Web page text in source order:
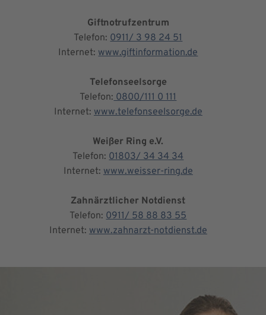
Giftnotrufzentrum
Telefon: 0911/ 3 98 24 51
Internet: www.giftinformation.de
Telefonseelsorge
Telefon: 0800/111 0 111
Internet: www.telefonseelsorge.de
Weißer Ring e.V.
Telefon: 01803/ 34 34 34
Internet: www.weisser-ring.de
Zahnärztlicher Notdienst
Telefon: 0911/ 58 88 83 55
Internet: www.zahnarzt-notdienst.de